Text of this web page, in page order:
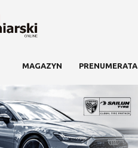
MAGAZYN PRENUMERATA